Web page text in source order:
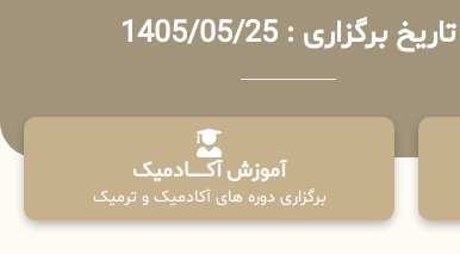
تاریخ برگزاری : 1405/05/25
آموزش آکـــــــادمیک
برگزاری دوره های آکادمیک و ترمیک